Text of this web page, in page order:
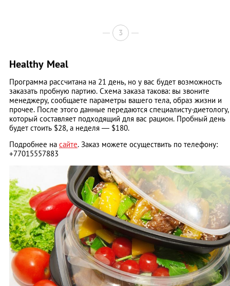
3
Healthy Meal
Программа рассчитана на 21 день, но у вас будет возможность
заказать пробную партию. Схема заказа такова: вы звоните
менеджеру, сообщаете параметры вашего тела, образ жизни и
прочее. После этого данные передаются специалисту-диетологу,
который составляет подходящий для вас рацион. Пробный день
будет стоить $28, а неделя — $180.
Подробнее на сайте. Заказ можете осуществить по телефону:
+77015557883